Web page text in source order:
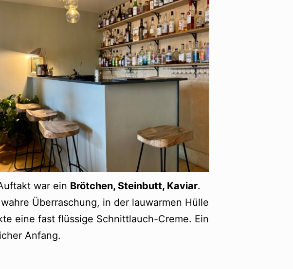
war ein Brötchen, Steinbutt, Kaviar.
Überraschung, in der lauwarmen Hülle
eine fast flüssige Schnittlauch-Creme. Ein
Anfang.